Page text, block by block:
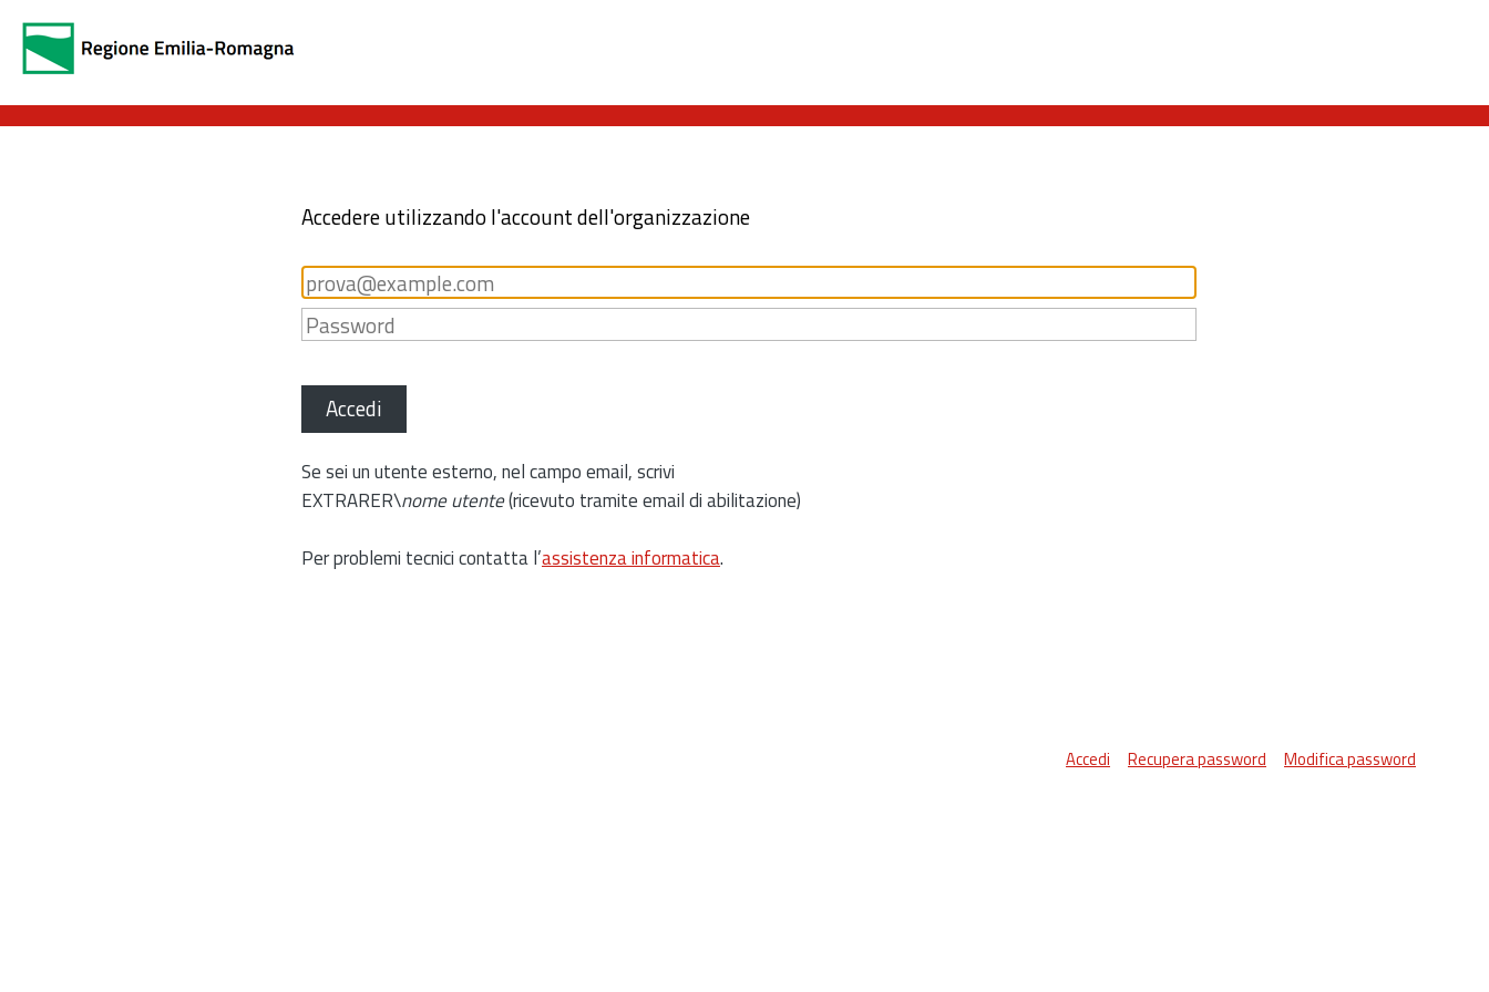
Accedere utilizzando l'account dell'organizzazione
Accedi
Se sei un utente esterno, nel campo email, scrivi
EXTRARER\nome utente(ricevuto tramite email di abilitazione)
Per problemi tecnici contatta l’assistenza informatica.
Accedi Recupera password Modifica password